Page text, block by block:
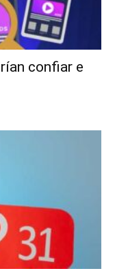
confiar e